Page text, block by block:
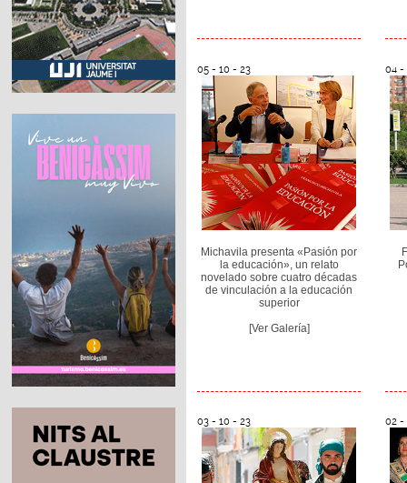
05 - 10 - 23
Michavila presenta «Pasión por
la educación», un relato
novelado sobre cuatro décadas
de vinculación a la educación
superior
[Ver Galería]
04 -
03 - 10 - 23 02 -